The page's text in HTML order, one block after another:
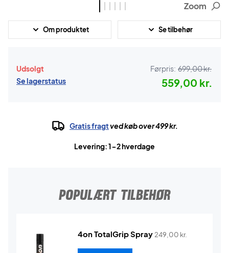
Zoom
Om produktet Se tilbehør
Udsolgt
Se lagerstatus
Førpris: 699,00 kr.
559,00 kr.
Gratis fragtved køb over 499 kr.
Levering: 1-2 hverdage
POPULÆRT TILBEHØR
4on TotalGrip Spray 249,00 kr.